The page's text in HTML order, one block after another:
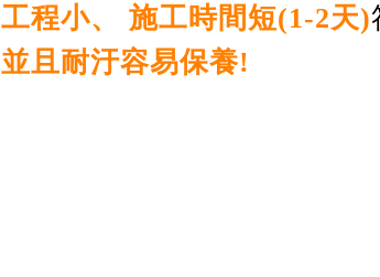
工程小、 施工時間短(1-2天)
並且耐汙容易保養!